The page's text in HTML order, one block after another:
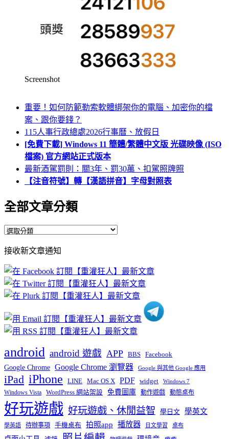
Screenshot
重要！如何防範勒索軟體綁架你的電腦、加密你的檔
案、跟你要錢？
115人事行政總處2026行事曆、放假日
[免費下載] Windows 11 簡體/繁體中文版 光碟映像 (ISO
檔案) 官方網站正式版本
最新酒駕罰則：關3年、罰30萬、扣駕照牌照
【注音符號】轉【漢語拼音】字母對照表
全部文章分類
全
文
章
分
類
接收新文章通知
android android 遊戲 APP BBS Facebook
Google Chrome Google Chrome 瀏覽器 Google 與其他 Google 應用
iPad iPhone LINE Mac OS X PDF widget Windows 7
Windows Vista WordPress 網站架設 免費圖庫 動作遊戲 動態桌布
好玩遊戲 好玩遊戲、休閒益智 學日文 學英文
學英語 待辦事項 手機桌布 拍照app 播放器 日文學習 桌布